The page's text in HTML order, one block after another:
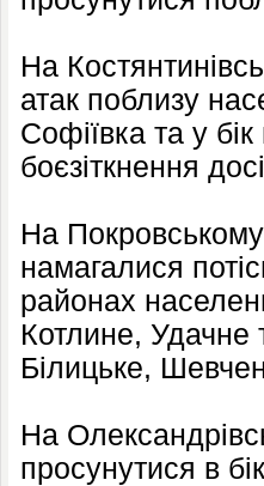
На
атак поблизу
Софіївка та у
боєзіткнення
На
намагалися
районах
Котлине, Удачне
Білицьке,
На
просунутися в